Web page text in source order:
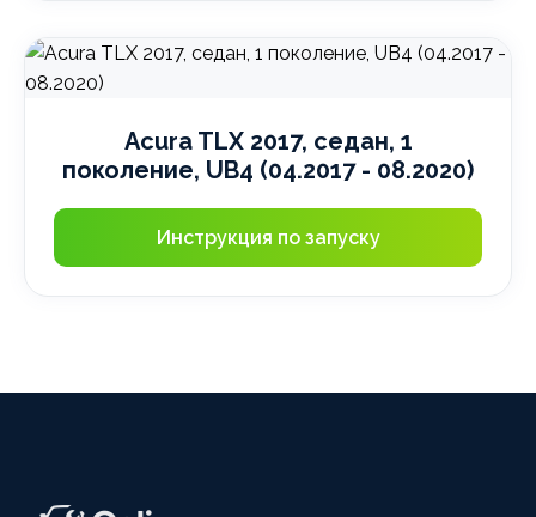
Acura TLX 2017, седан, 1
поколение, UB4 (04.2017 - 08.2020)
Инструкция по запуску